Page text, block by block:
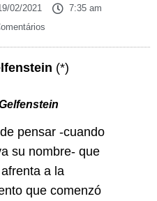
02/2021
7:35 am
(*)
pensar -cuando
su nombre- que
a la
que comenzó